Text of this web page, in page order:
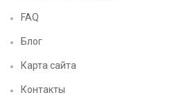
FAQ
Блог
Карта сайта
Контакты